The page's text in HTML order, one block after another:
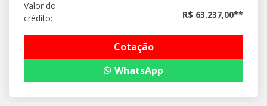
Valor do
crédito:
R$ 63.237,00**
Cotação
WhatsApp